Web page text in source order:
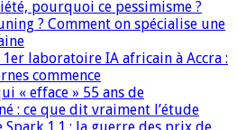
pourquoi ce pessimisme ?
? Comment on spécialise une
laboratoire IA africain à Accra :
commence
« efface » 55 ans de
: ce que dit vraiment l’étude